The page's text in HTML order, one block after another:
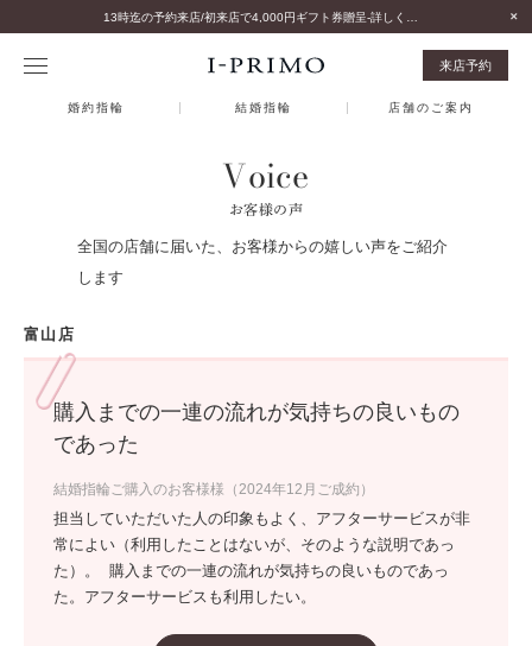
来店予約
婚約指輪 結婚指輪 店舗のご案内
Voice
お客様の声
全国の店舗に届いた、お客様からの嬉しい声をご紹介
します
富山店
購入までの一連の流れが気持ちの良いもの
であった
結婚指輪ご購入のお客様様（2024年12月ご成約）
担当していただいた人の印象もよく、アフターサービスが非
常によい（利用したことはないが、そのような説明であっ
た）。 購入までの一連の流れが気持ちの良いものであっ
た。アフターサービスも利用したい。